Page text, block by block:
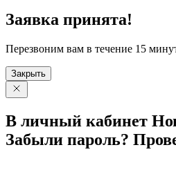
Заявка принята!
Перезвоним вам в течение 15
Закрыть
В личный кабинет
Забыли пароль?